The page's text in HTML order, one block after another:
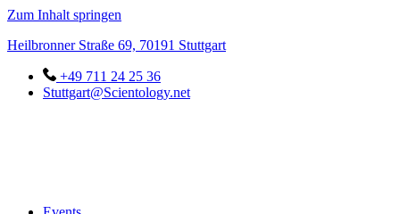
Zum Inhalt springen
Heilbronner Straße 69, 70191 Stuttgart
+49 711 24 25 36
Stuttgart@Scientology.net